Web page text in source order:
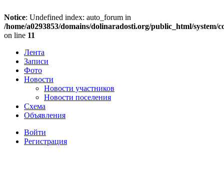
Notice: Undefined index: auto_forum in
/home/a0293853/domains/dolinaradosti.org/public_html/
on line 11
Лента
Записи
Фото
Новости
Новости участников
Новости поселения
Схема
Объявления
Войти
Регистрация